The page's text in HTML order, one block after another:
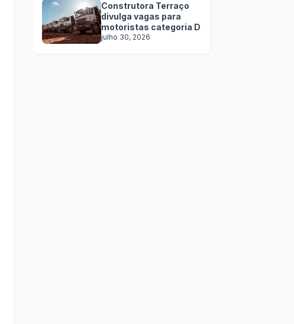
Construtora Terraço
divulga vagas para
motoristas categoria D
julho 30, 2026